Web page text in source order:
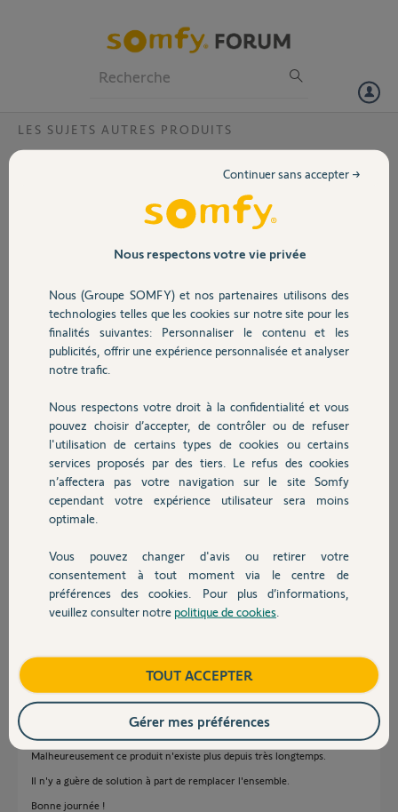
Volet
Sécurité
Domotique
Chauffage
Autres produits
Devis avec un pro
Contact
LES SUJETS AUTRES PRODUITS
Télécommande ERETE 28520 pour store
Bonjour,
Je suis en panne de store
ext. la télécommande
plus , elle commande une
radio wind control S433
avec détecteur de vent.
Photos ci-jointes
Merci des réponses,
Cordialement.
Daniel Z.
il y a presque 5 ans
Participer au fil de discussion
Réponses
Malheureusement ce produit n'existe plus depuis très longtemps.
Il n'y a guère de solution à part de remplacer l'ensemble.
Bonne journée !
Nous respectons votre vie privée
Nous (Groupe SOMFY) et nos partenaires utilisons des
technologies telles que les cookies sur notre site pour les
finalités suivantes: Personnaliser le contenu et les
publicités, offrir une expérience personnalisée et analyser
notre trafic.
Nous respectons votre droit à la confidentialité et vous
pouvez choisir d’accepter, de contrôler ou de refuser
l'utilisation de certains types de cookies ou certains
services proposés par des tiers. Le refus des cookies
n’affectera pas votre navigation sur le site Somfy
cependant votre expérience utilisateur sera moins
optimale.
Vous pouvez changer d'avis ou retirer votre
consentement à tout moment via le centre de
préférences des cookies. Pour plus d’informations,
veuillez consulter notre politique de cookies
Continuer sans accepter →
TOUT ACCEPTER
Gérer mes préférences